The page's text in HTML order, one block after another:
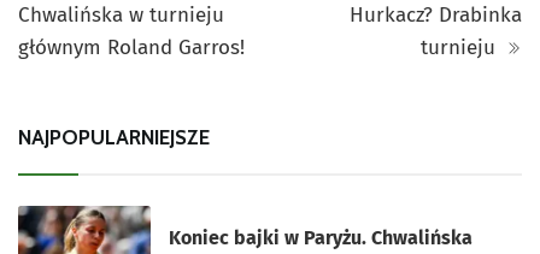
Chwalińska w turnieju
głównym Roland Garros!
Hurkacz? Drabinka
turnieju
NAJPOPULARNIEJSZE
Koniec bajki w Paryżu. Chwalińska